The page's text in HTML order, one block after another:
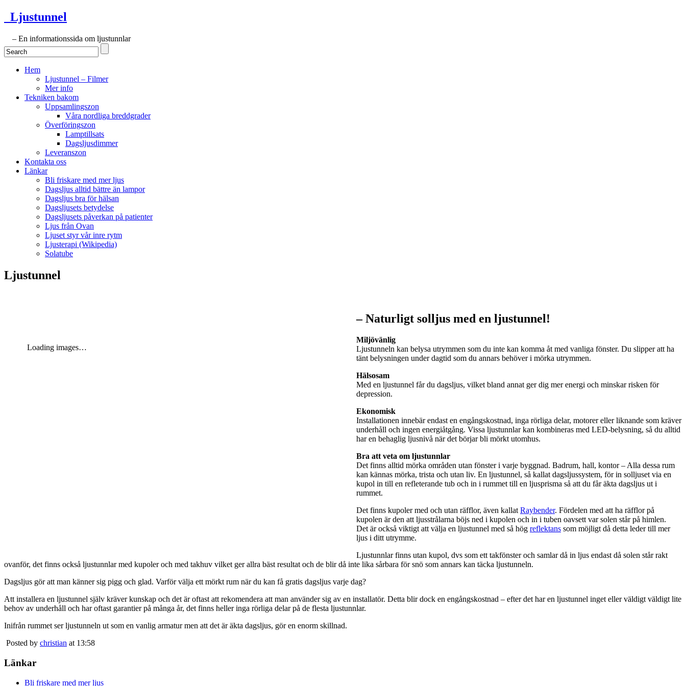
Ljustunnel
– En informationssida om ljustunnlar
Hem
Ljustunnel – Filmer
Mer info
Tekniken bakom
Uppsamlingszon
Våra nordliga breddgrader
Överföringszon
Lamptillsats
Dagsljusdimmer
Leveranszon
Kontakta oss
Länkar
Bli friskare med mer ljus
Dagsljus alltid bättre än lampor
Dagsljus bra för hälsan
Dagsljusets betydelse
Dagsljusets påverkan på patienter
Ljus från Ovan
Ljuset styr vår inre rytm
Ljusterapi (Wikipedia)
Solatube
Ljustunnel
Loading images…
– Naturligt solljus med en ljustunnel!
Miljövänlig
Ljustunneln kan belysa utrymmen som du inte kan komma åt med vanliga fönster. Du slipper att ha
tänt belysningen under dagtid som du annars behöver i mörka utrymmen.
Hälsosam
Med en ljustunnel får du dagsljus, vilket bland annat ger dig mer energi och minskar risken för
depression.
Ekonomisk
Installationen innebär endast en engångskostnad, inga rörliga delar, motorer eller liknande som kräver
underhåll och ingen energiåtgång. Vissa ljustunnlar kan kombineras med LED-belysning, så du alltid
har en behaglig ljusnivå när det börjar bli mörkt utomhus.
Bra att veta om ljustunnlar
Det finns alltid mörka områden utan fönster i varje byggnad. Badrum, hall, kontor – Alla dessa rum
kan kännas mörka, trista och utan liv. En ljustunnel, så kallat dagsljussystem, för in solljuset via en
kupol in till en refleterande tub och in i rummet till en ljusprisma så att du får äkta dagsljus ut i
rummet.
Det finns kupoler med och utan räfflor, även kallatRaybender. Fördelen med att ha räfflor på
kupolen är den att ljusstrålarna böjs ned i kupolen och in i tuben oavsett var solen står på himlen.
Det är också viktigt att välja en ljustunnel med så hög reflektans som möjligt då detta leder till mer
ljus i ditt utrymme.
Ljustunnlar finns utan kupol, dvs som ett takfönster och samlar då in ljus endast då solen står rakt
ovanför, det finns också ljustunnlar med kupoler och med takhuv vilket ger allra bäst resultat och de blir då inte lika sårbara för snö som annars kan täcka ljustunneln.
Dagsljus gör att man känner sig pigg och glad. Varför välja ett mörkt rum när du kan få gratis dagsljus varje dag?
Att installera en ljustunnel själv kräver kunskap och det är oftast att rekomendera att man använder sig av en installatör. Detta blir dock en engångskostnad – efter det har en ljustunnel inget eller väldigt väldigt lite
behov av underhåll och har oftast garantier på många år, det finns heller inga rörliga delar på de flesta ljustunnlar.
Inifrån rummet ser ljustunneln ut som en vanlig armatur men att det är äkta dagsljus, gör en enorm skillnad.
Posted by christian at 13:58
Länkar
Bli friskare med mer ljus